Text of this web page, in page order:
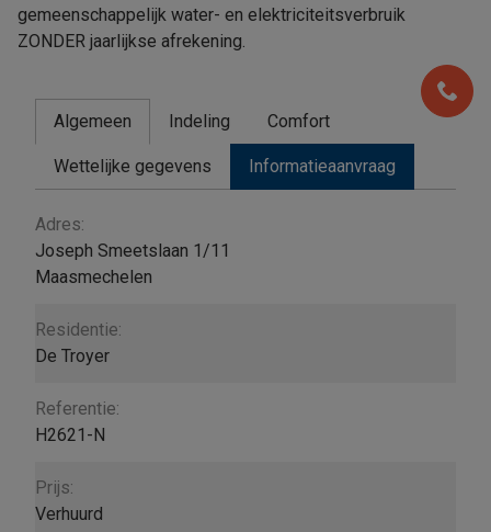
gemeenschappelijk water- en elektriciteitsverbruik
ZONDER jaarlijkse afrekening.
Algemeen Indeling Comfort
Wettelijke gegevens Informatieaanvraag
Algemeen
Adres:
Joseph Smeetslaan 1/11
Maasmechelen
Residentie:
De Troyer
Referentie:
H2621-N
Prijs:
Verhuurd